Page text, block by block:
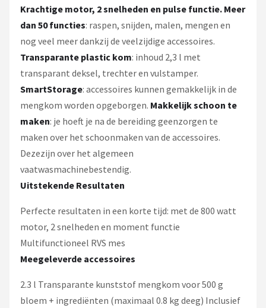
Krachtige motor, 2 snelheden en pulse functie. Meer
dan 50 functies: raspen, snijden, malen, mengen en
nog veel meer dankzij de veelzijdige accessoires.
Transparante plastic kom: inhoud 2,3 l met
transparant deksel, trechter en vulstamper.
SmartStorage: accessoires kunnen gemakkelijk in de
mengkom worden opgeborgen. Makkelijk schoon te
maken: je hoeft je na de bereiding geenzorgen te
maken over het schoonmaken van de accessoires.
Dezezijn over het algemeen
vaatwasmachinebestendig.
Uitstekende Resultaten
Perfecte resultaten in een korte tijd: met de 800 watt
motor, 2 snelheden en moment functie
Multifunctioneel RVS mes
Meegeleverde accessoires
2.3 l Transparante kunststof mengkom voor 500 g
bloem + ingrediënten (maximaal 0.8 kg deeg) Inclusief